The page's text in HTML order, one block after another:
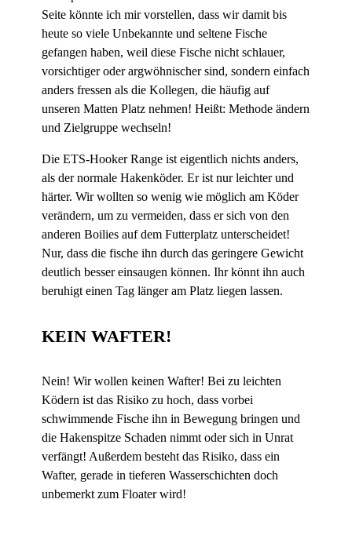
Seite könnte ich mir vorstellen, dass wir damit bis
heute so viele Unbekannte und seltene Fische
gefangen haben, weil diese Fische nicht schlauer,
vorsichtiger oder argwöhnischer sind, sondern einfach
anders fressen als die Kollegen, die häufig auf
unseren Matten Platz nehmen! Heißt: Methode ändern
und Zielgruppe wechseln!
Die ETS-Hooker Range ist eigentlich nichts anders,
als der normale Hakenköder. Er ist nur leichter und
härter. Wir wollten so wenig wie möglich am Köder
verändern, um zu vermeiden, dass er sich von den
anderen Boilies auf dem Futterplatz unterscheidet!
Nur, dass die fische ihn durch das geringere Gewicht
deutlich besser einsaugen können. Ihr könnt ihn auch
beruhigt einen Tag länger am Platz liegen lassen.
KEIN WAFTER!
Nein! Wir wollen keinen Wafter! Bei zu leichten
Ködern ist das Risiko zu hoch, dass vorbei
schwimmende Fische ihn in Bewegung bringen und
die Hakenspitze Schaden nimmt oder sich in Unrat
verfängt! Außerdem besteht das Risiko, dass ein
Wafter, gerade in tieferen Wasserschichten doch
unbemerkt zum Floater wird!